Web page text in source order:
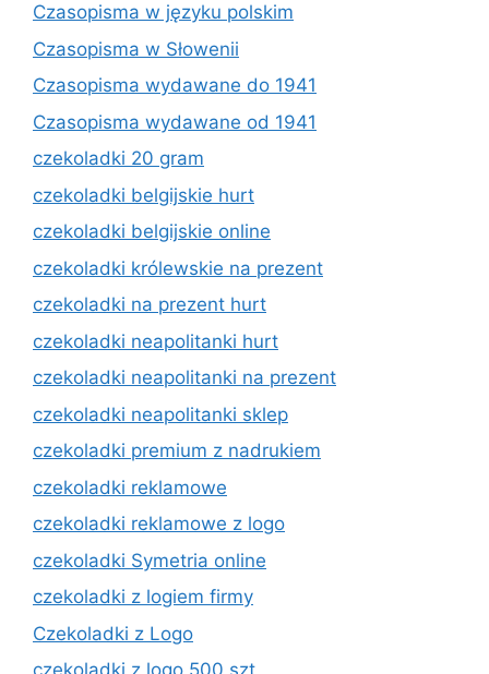
Czasopisma w języku polskim
Czasopisma w Słowenii
Czasopisma wydawane do 1941
Czasopisma wydawane od 1941
czekoladki 20 gram
czekoladki belgijskie hurt
czekoladki belgijskie online
czekoladki królewskie na prezent
czekoladki na prezent hurt
czekoladki neapolitanki hurt
czekoladki neapolitanki na prezent
czekoladki neapolitanki sklep
czekoladki premium z nadrukiem
czekoladki reklamowe
czekoladki reklamowe z logo
czekoladki Symetria online
czekoladki z logiem firmy
Czekoladki z Logo
czekoladki z logo 500 szt